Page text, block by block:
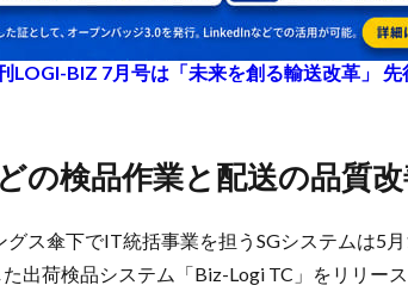
LOGI-BIZ 7月号は「未来を創る輸送改革」
どの検品作業と配送の品質
グス傘下でIT統括事業を担うSGシステムは5
出荷検品システム「Biz-Logi TC」をリリース